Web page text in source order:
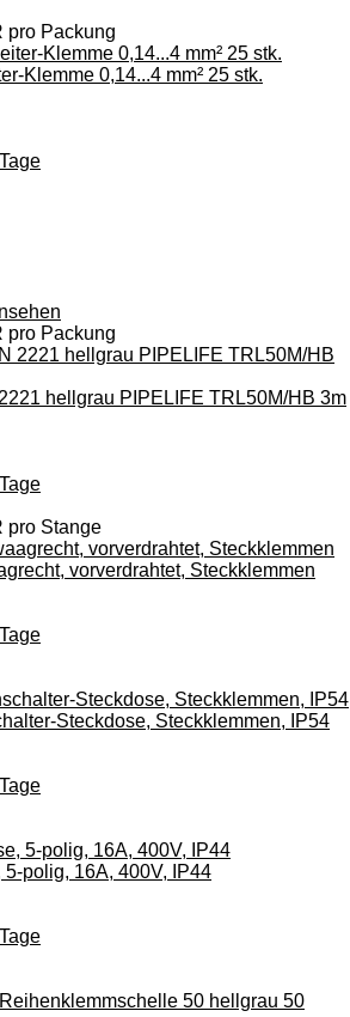
pro Packung
Klemme 0,14...4 mm² 25 stk.
pro Packung
hellgrau PIPELIFE TRL50M/HB 3m
pro Stange
vorverdrahtet, Steckklemmen
Steckdose, Steckklemmen, IP54
polig, 16A, 400V, IP44